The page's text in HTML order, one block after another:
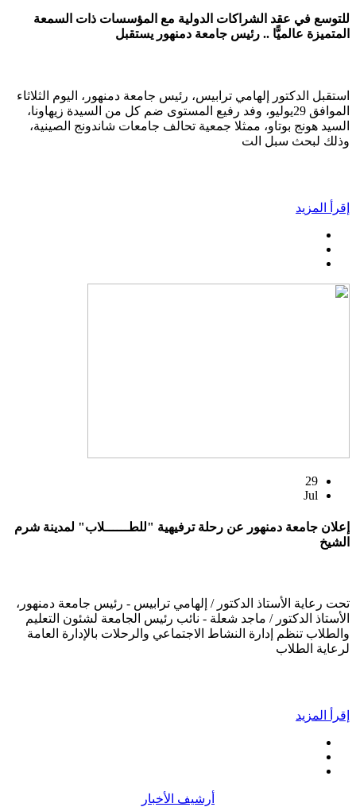
للتوسع في عقد الشراكات الدولية مع المؤسسات ذات السمعة
المتميزة عالميًّا .. رئيس جامعة دمنهور يستقبل
استقبل الدكتور إلهامي ترابيس، رئيس جامعة دمنهور، اليوم الثلاثاء
الموافق 29يوليو، وفد رفيع المستوى ضم كل من السيدة زيهاونا،
السيد هونج بوتاو، ممثلا جمعية تحالف جامعات شاندونج الصينية،
وذلك لبحث سبل الت
إقرأ المزيد
29
Jul
إعلان جامعة دمنهور عن رحلة ترفيهية "للطــــــلاب" لمدينة شرم
الشيخ
تحت رعاية الأستاذ الدكتور / إلهامي ترابيس - رئيس جامعة دمنهور،
الأستاذ الدكتور / ماجد شعلة - نائب رئيس الجامعة لشئون التعليم
والطلاب تنظم إدارة النشاط الاجتماعي والرحلات بالإدارة العامة
لرعاية الطلاب
إقرأ المزيد
أرشيف الأخبار